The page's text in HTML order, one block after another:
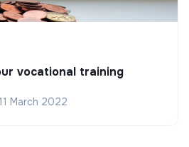
vocational training
11 March 2022